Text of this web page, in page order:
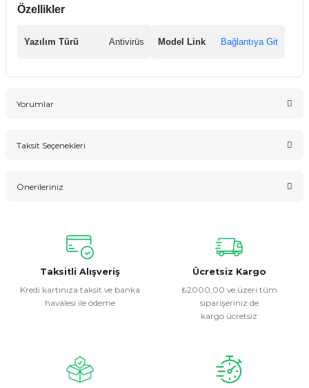
Özellikler
Yazılım Türü Antivirüs Model Link Bağlantıya Git
Yorumlar
Taksit Seçenekleri
Önerileriniz
konularda yetersiz gördüğünüz noktaları öneri formunu
kullanarak tarafımıza iletebilirsiniz.
Görüş ve önerileriniz için teşekkür ederiz.
Ürün resmi kalitesiz, bozuk veya görüntülenemiyor.
Ürün fiyatı diğer sitelerden daha pahalı.
Bu ürüne benzer farklı alternatifler olmalı.
Taksitli Alışveriş
Kredi kartınıza taksit ve banka
havalesi ile ödeme
Ücretsiz Kargo
₺2000,00 ve üzeri tüm
siparişeriniz de
kargo ücretsiz